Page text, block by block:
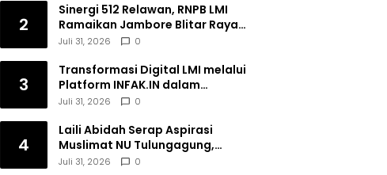
2
Sinergi 512 Relawan, RNPB LMI
Ramaikan Jambore Blitar Raya
2026
Juli 31, 2026 0
3
Transformasi Digital LMI melalui
Platform INFAK.IN dalam
Meningkatkan Penghimpunan
Juli 31, 2026 0
4
Laili Abidah Serap Aspirasi
Muslimat NU Tulungagung,
Dorong Penguatan Peran
Juli 31, 2026 0